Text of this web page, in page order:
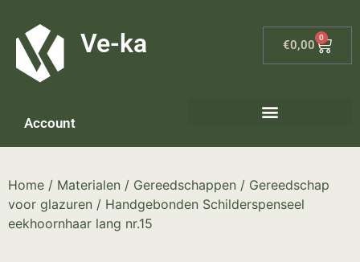
Ve-ka €0,00
0
Account
Home / Materialen / Gereedschappen / Gereedschap
voor glazuren / Handgebonden Schilderspenseel
eekhoornhaar lang nr.15